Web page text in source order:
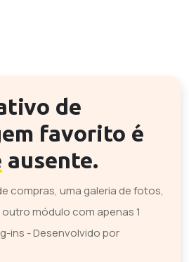
de
favorito é
ausente.
compras, uma galeria de fotos,
módulo com apenas 1
ins - Desenvolvido por